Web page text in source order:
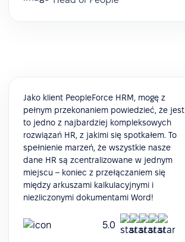
Jako klient PeopleForce HRM, mogę z
pełnym przekonaniem powiedzieć, że jest
to jedno z najbardziej kompleksowych
rozwiązań HR, z jakimi się spotkałem. To
spełnienie marzeń, że wszystkie nasze
dane HR są zcentralizowane w jednym
miejscu – koniec z przełączaniem się
między arkuszami kalkulacyjnymi i
niezliczonymi dokumentami Word!
5.0